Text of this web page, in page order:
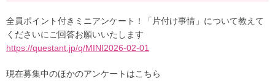
全員ポイント付きミニアンケート！「片付け事情」について教えて
くださいにご回答お願いいたします
https://questant.jp/q/MINI2026-02-01
現在募集中のほかのアンケートはこちら